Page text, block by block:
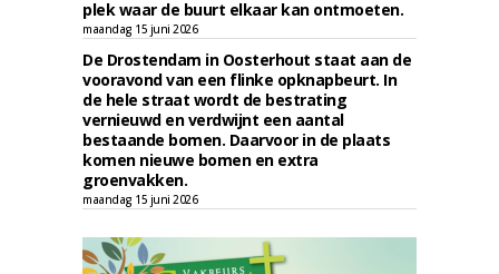
plek waar de buurt elkaar kan ontmoeten.
maandag 15 juni 2026
De Drostendam in Oosterhout staat aan de
vooravond van een flinke opknapbeurt. In
de hele straat wordt de bestrating
vernieuwd en verdwijnt een aantal
bestaande bomen. Daarvoor in de plaats
komen nieuwe bomen en extra
groenvakken.
maandag 15 juni 2026